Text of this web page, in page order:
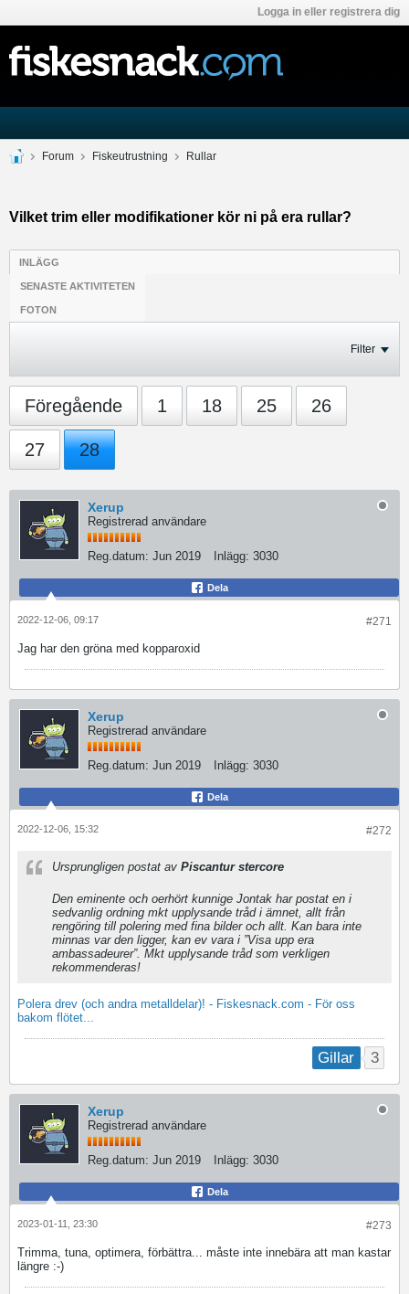
Logga in eller registrera dig
Forum Fiskeutrustning Rullar
Vilket trim eller modifikationer kör ni på era rullar?
INLÄGG
SENASTE AKTIVITETEN
FOTON
Filter
Föregående 1 18 25 26
27 28
Xerup
Registrerad användare
Reg.datum: Jun 2019 Inlägg: 3030
Dela
#271
2022-12-06, 09:17
Jag har den gröna med kopparoxid
Xerup
Registrerad användare
Reg.datum: Jun 2019 Inlägg: 3030
Dela
#272
2022-12-06, 15:32
Ursprungligen postat av Piscantur stercore
Den eminente och oerhört kunnige Jontak har postat en i
sedvanlig ordning mkt upplysande tråd i ämnet, allt från
rengöring till polering med fina bilder och allt. Kan bara inte
minnas var den ligger, kan ev vara i ”Visa upp era
ambassadeurer”. Mkt upplysande tråd som verkligen
rekommenderas!
Polera drev (och andra metalldelar)! - Fiskesnack.com - För oss
bakom flötet...
Gillar 3
Xerup
Registrerad användare
Reg.datum: Jun 2019 Inlägg: 3030
Dela
#273
2023-01-11, 23:30
Trimma, tuna, optimera, förbättra... måste inte innebära att man kastar
längre :-)